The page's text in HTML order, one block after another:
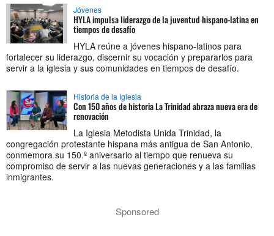
Jóvenes
HYLA impulsa liderazgo de la juventud hispano-latina en
tiempos de desafío
HYLA reúne a jóvenes hispano-latinos para
fortalecer su liderazgo, discernir su vocación y prepararlos para
servir a la iglesia y sus comunidades en tiempos de desafío.
Historia de la Iglesia
Con 150 años de historia La Trinidad abraza nueva era de
renovación
La Iglesia Metodista Unida Trinidad, la
congregación protestante hispana más antigua de San Antonio,
conmemora su 150.º aniversario al tiempo que renueva su
compromiso de servir a las nuevas generaciones y a las familias
inmigrantes.
Sponsored